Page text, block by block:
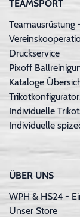
TEAMSPORT
Druckservice
Pixoff
Kataloge
Individuelle
Individuelle
ÜBER UNS
WPH & HS24 -
Unser Store